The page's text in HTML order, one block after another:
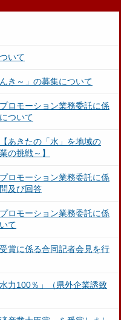
いて
き～」の募集について
ロモーション業務委託に係
ついて
あきたの「水」を地域の
の挑戦～】
ロモーション業務委託に係
及び回答
ロモーション業務委託に係
て
賞に係る合同記者会見を行
力100％」（県外企業誘致